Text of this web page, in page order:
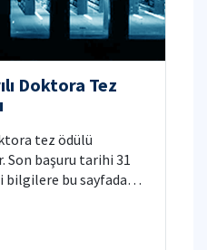
Doktora Tez
tez ödülü
Son başuru tarihi 31
bilgilere bu sayfadan